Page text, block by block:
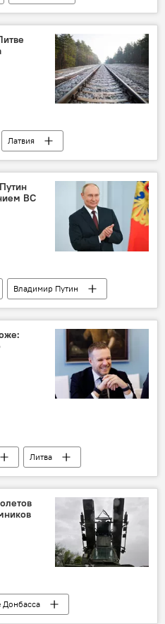
Латвия
Rail Baltica
ВС
Владимир Путин
Литва
Донбасса